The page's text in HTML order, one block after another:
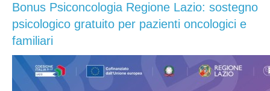
Bonus Psiconcologia Regione Lazio: sostegno
psicologico gratuito per pazienti oncologici e
familiari